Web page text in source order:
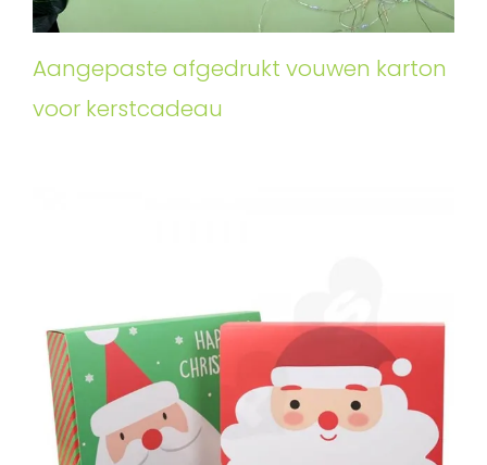
Aangepaste afgedrukt vouwen karton
voor kerstcadeau